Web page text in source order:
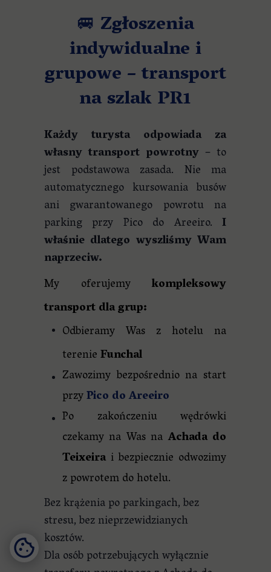
🚐 Zgłoszenia
indywidualne i
grupowe – transport
na szlak PR1
Każdy turysta odpowiada za
własny transport powrotny– to
jest podstawowa zasada. Nie ma
automatycznego kursowania busów
ani gwarantowanego powrotu na
parking przy Pico do Areeiro. I
właśnie dlatego wyszliśmy Wam
naprzeciw.
My oferujemy kompleksowy
transport dla grup:
Odbieramy Was z hotelu na
terenieFunchal
Zawozimy bezpośrednio na start
przyPico do Areeiro
Po zakończeniu wędrówki
czekamy na Was na Achada do
Teixeira i bezpiecznie odwozimy
z powrotem do hotelu.
Bez krążenia po parkingach, bez
stresu, bez nieprzewidzianych
kosztów.
Dla osób potrzebujących wyłącznie